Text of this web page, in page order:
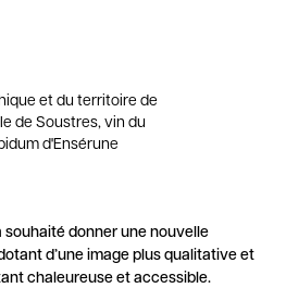
et du territoire de
de Soustres, vin du
d'Ensérune
souhaité donner une nouvelle
d’une image plus qualitative et
chaleureuse et accessible.